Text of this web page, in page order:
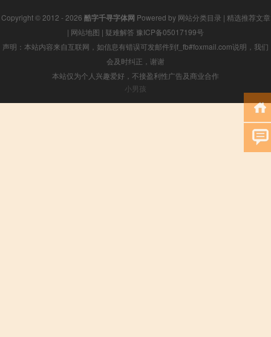
Copyright © 2012 - 2026 酷字千寻字体网 Powered by 网站分类目录 | 精选推荐文章
| 网站地图 | 疑难解答 豫ICP备05017199号
声明：本站内容来自互联网，如信息有错误可发邮件到f_fb#foxmail.com说明，我们
会及时纠正，谢谢
本站仅为个人兴趣爱好，不接盈利性广告及商业合作
小男孩